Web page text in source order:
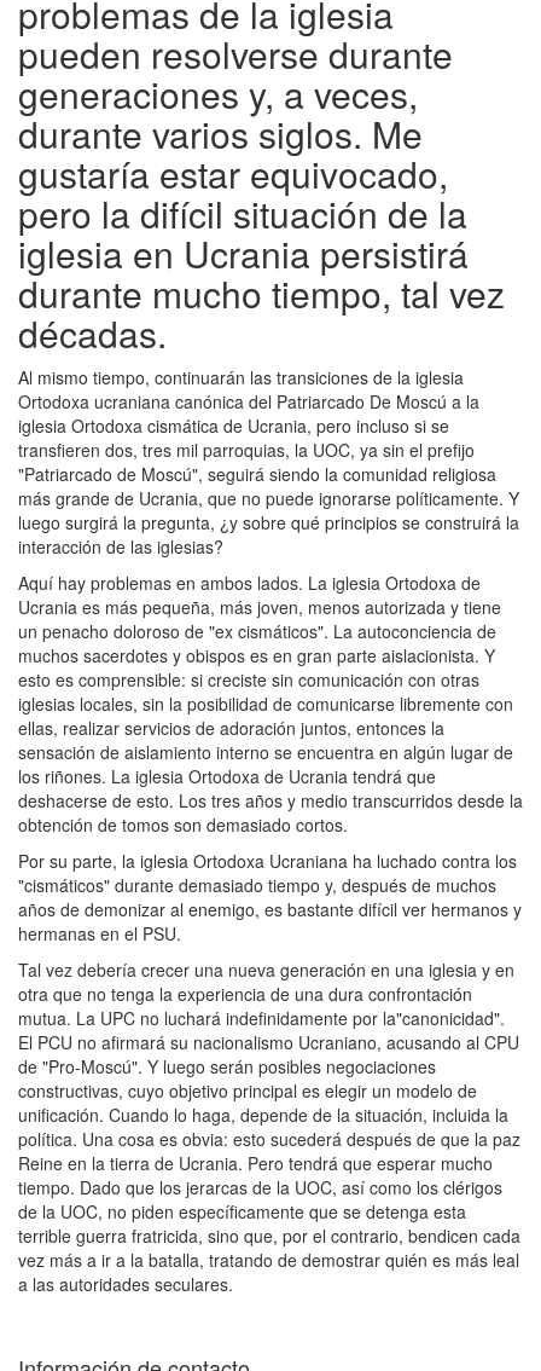
problemas de la iglesia
pueden resolverse durante
generaciones y, a veces,
durante varios siglos. Me
gustaría estar equivocado,
pero la difícil situación de la
iglesia en Ucrania persistirá
durante mucho tiempo, tal vez
décadas.
Al mismo tiempo, continuarán las transiciones de la iglesia
Ortodoxa ucraniana canónica del Patriarcado De Moscú a la
iglesia Ortodoxa cismática de Ucrania, pero incluso si se
transfieren dos, tres mil parroquias, la UOC, ya sin el prefijo
"Patriarcado de Moscú", seguirá siendo la comunidad religiosa
más grande de Ucrania, que no puede ignorarse políticamente. Y
luego surgirá la pregunta, ¿y sobre qué principios se construirá la
interacción de las iglesias?
Aquí hay problemas en ambos lados. La iglesia Ortodoxa de
Ucrania es más pequeña, más joven, menos autorizada y tiene
un penacho doloroso de "ex cismáticos". La autoconciencia de
muchos sacerdotes y obispos es en gran parte aislacionista. Y
esto es comprensible: si creciste sin comunicación con otras
iglesias locales, sin la posibilidad de comunicarse libremente con
ellas, realizar servicios de adoración juntos, entonces la
sensación de aislamiento interno se encuentra en algún lugar de
los riñones. La iglesia Ortodoxa de Ucrania tendrá que
deshacerse de esto. Los tres años y medio transcurridos desde la
obtención de tomos son demasiado cortos.
Por su parte, la iglesia Ortodoxa Ucraniana ha luchado contra los
"cismáticos" durante demasiado tiempo y, después de muchos
años de demonizar al enemigo, es bastante difícil ver hermanos y
hermanas en el PSU.
Tal vez debería crecer una nueva generación en una iglesia y en
otra que no tenga la experiencia de una dura confrontación
mutua. La UPC no luchará indefinidamente por la"canonicidad".
El PCU no afirmará su nacionalismo Ucraniano, acusando al CPU
de "Pro-Moscú". Y luego serán posibles negociaciones
constructivas, cuyo objetivo principal es elegir un modelo de
unificación. Cuando lo haga, depende de la situación, incluida la
política. Una cosa es obvia: esto sucederá después de que la paz
Reine en la tierra de Ucrania. Pero tendrá que esperar mucho
tiempo. Dado que los jerarcas de la UOC, así como los clérigos
de la UOC, no piden específicamente que se detenga esta
terrible guerra fratricida, sino que, por el contrario, bendicen cada
vez más a ir a la batalla, tratando de demostrar quién es más leal
a las autoridades seculares.